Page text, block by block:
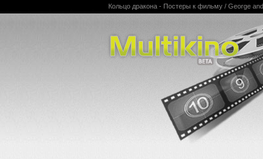
Multikino
Кольцо дракона - Постеры к фильму / George